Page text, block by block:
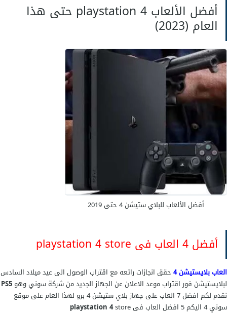
أفضل الألعاب playstation 4 حتى هذا
العام (2023)
أفضل الألعاب للبلاي ستيشن 4 حتى 2019
أفضل 4 العاب فى playstation 4 store
العاب بلايستيشن 4 حقق انجازات رائعه مع اقتراب الوصول الى عيد ميلاد السادس
لبلايستيشن فور اقتراب موعد الاعلان عن الجهاز الجديد من شركة سوني وهو PS5
نقدم لكم افضل 7 العاب على جهاز بلاي ستيشن 4 برو لهذا العام على موقع
سوني 4 اليكم 5 افضل العاب فى
playstation 4store